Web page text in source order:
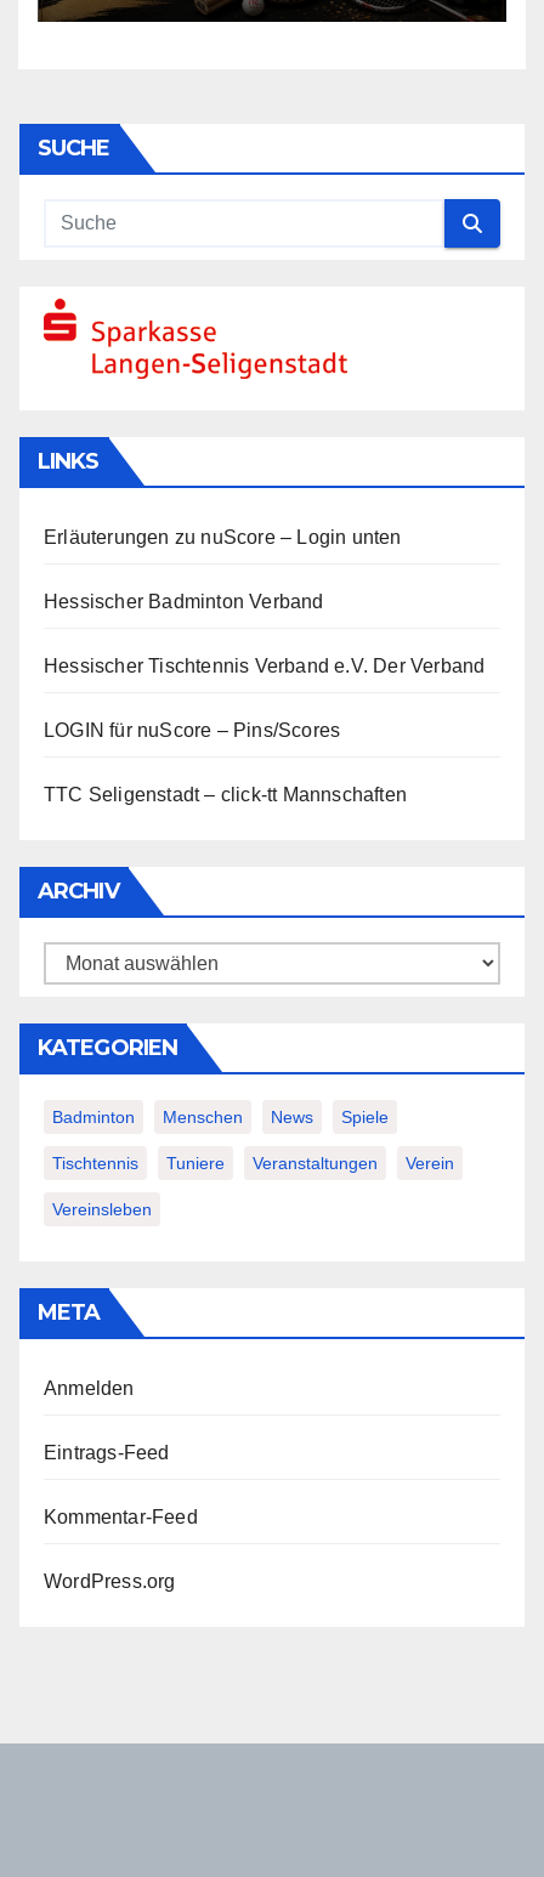
SUCHE
LINKS
Erläuterungen zu nuScore– Login unten
Hessischer Badminton Verband
Hessischer Tischtennis Verband e.V. Der Verband
LOGIN für nuScore – Pins/Scores
TTC Seligenstadt – click-tt Mannschaften
ARCHIV
Archiv
KATEGORIEN
Badminton Menschen News Spiele
Tischtennis Tuniere Veranstaltungen Verein
Vereinsleben
META
Anmelden
Eintrags-Feed
Kommentar-Feed
WordPress.org